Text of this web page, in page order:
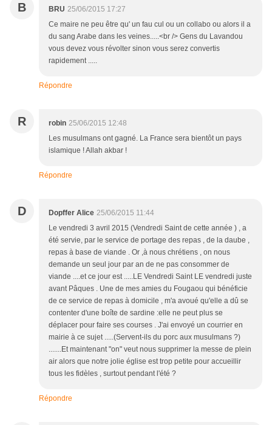
B BRU 25/06/2015 17:27
Ce maire ne peu être qu' un fau cul ou un collabo ou alors il a
du sang Arabe dans les veines.....<br /> Gens du Lavandou
vous devez vous révolter sinon vous serez convertis
rapidement .....
Répondre
R robin 25/06/2015 12:48
Les musulmans ont gagné. La France sera bientôt un pays
islamique ! Allah akbar !
Répondre
D Dopffer Alice 25/06/2015 11:44
Le vendredi 3 avril 2015 (Vendredi Saint de cette année ) , a
été servie, par le service de portage des repas , de la daube ,
repas à base de viande . Or ,à nous chrétiens , on nous
demande un seul jour par an de ne pas consommer de
viande ....et ce jour est .....LE Vendredi Saint LE vendredi juste
avant Pâques . Une de mes amies du Fougaou qui bénéficie
de ce service de repas à domicile , m'a avoué qu'elle a dû se
contenter d'une boîte de sardine :elle ne peut plus se
déplacer pour faire ses courses . J'ai envoyé un courrier en
mairie à ce sujet .....(Servent-ils du porc aux musulmans ?)
.......Et maintenant "on" veut nous supprimer la messe de plein
air alors que notre jolie église est trop petite pour accueillir
tous les fidèles , surtout pendant l'été ?
Répondre